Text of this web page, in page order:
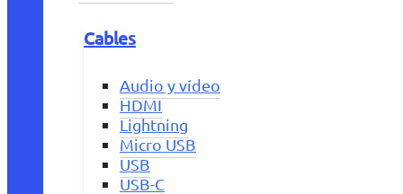
Cables
Audio y vídeo
HDMI
Lightning
Micro USB
USB
USB-C